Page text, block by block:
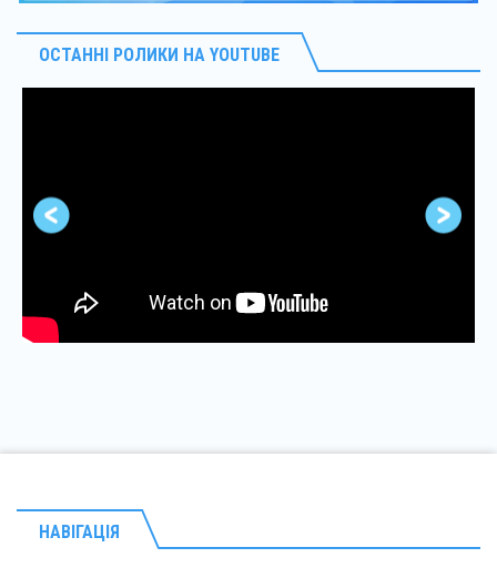
ОСТАННІ РОЛИКИ НА YOUTUBE
НАВІГАЦІЯ